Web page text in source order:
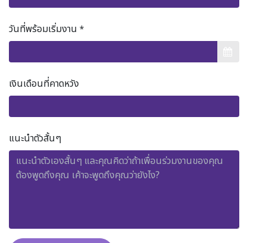
วันที่พร้อมเริ่มงาน *
เงินเดือนที่คาดหวัง
แนะนำตัวสั้นๆ